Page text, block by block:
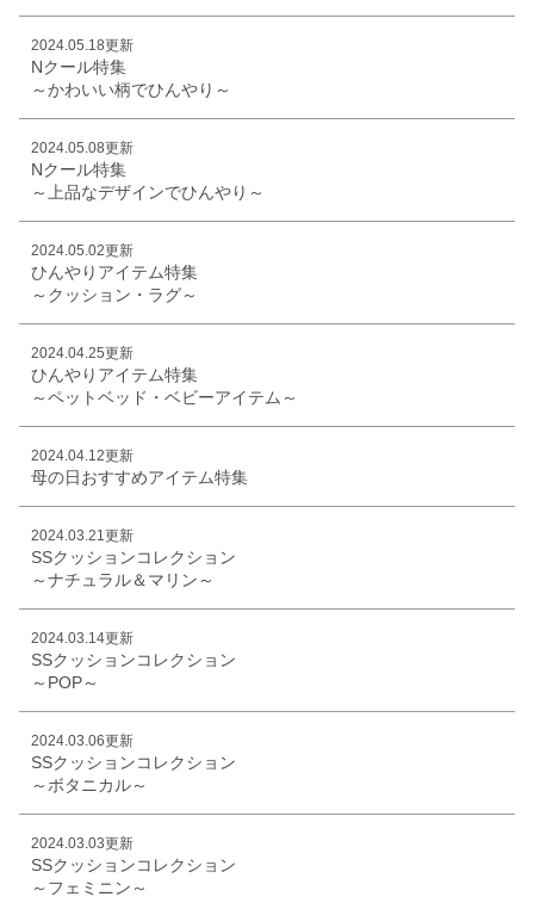
2024.05.18更新
Nクール特集
～かわいい柄でひんやり～
2024.05.08更新
Nクール特集
～上品なデザインでひんやり～
2024.05.02更新
ひんやりアイテム特集
～クッション・ラグ～
2024.04.25更新
ひんやりアイテム特集
～ペットベッド・ベビーアイテム～
2024.04.12更新
母の日おすすめアイテム特集
2024.03.21更新
SSクッションコレクション
～ナチュラル＆マリン～
2024.03.14更新
SSクッションコレクション
～POP～
2024.03.06更新
SSクッションコレクション
～ボタニカル～
2024.03.03更新
SSクッションコレクション
～フェミニン～